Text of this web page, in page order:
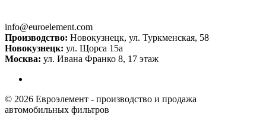
info@euroelement.com
Производство: Новокузнецк, ул. Туркменская, 58
Новокузнецк: ул. Щорса 15а
Москва: ул. Ивана Франко 8, 17 этаж
© 2026 Евроэлемент - производство и продажа
автомобильных фильтров